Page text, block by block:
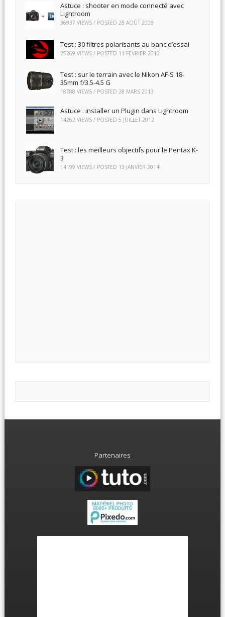
Astuce : shooter en mode connecté avec
Lightroom
36937 VIEWS / POSTED 28 AOÛT 2008
Test : 30 filtres polarisants au banc d’essai
25269 VIEWS / POSTED 11 FÉVRIER 2010
Test : sur le terrain avec le Nikon AF-S 18-
35mm f/3.5-4.5 G
18788 VIEWS / POSTED 28 MARS 2013
Astuce : installer un Plugin dans Lightroom
14262 VIEWS / POSTED 5 JUILLET 2012
Test : les meilleurs objectifs pour le Pentax K-
3
14199 VIEWS / POSTED 13 JANVIER 2014
Partenaires